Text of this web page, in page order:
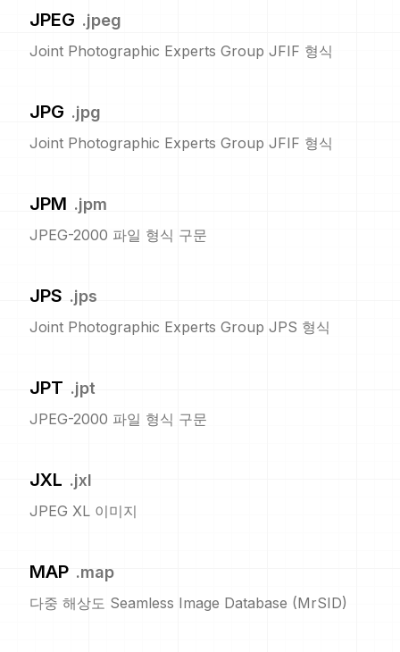
JPEG .jpeg
Joint Photographic Experts Group JFIF 형식
JPG .jpg
Joint Photographic Experts Group JFIF 형식
JPM .jpm
JPEG-2000 파일 형식 구문
JPS .jps
Joint Photographic Experts Group JPS 형식
JPT .jpt
JPEG-2000 파일 형식 구문
JXL .jxl
JPEG XL 이미지
MAP .map
다중 해상도 Seamless Image Database (MrSID)